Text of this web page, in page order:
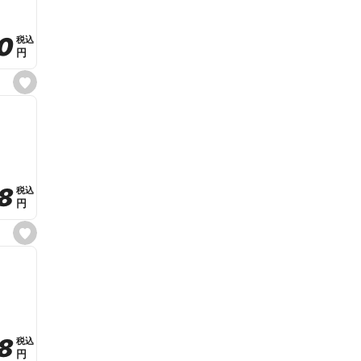
s
e
e
税込
税込
円
円
s
e
e
税込
税込
円
円
税込
税込
円
円